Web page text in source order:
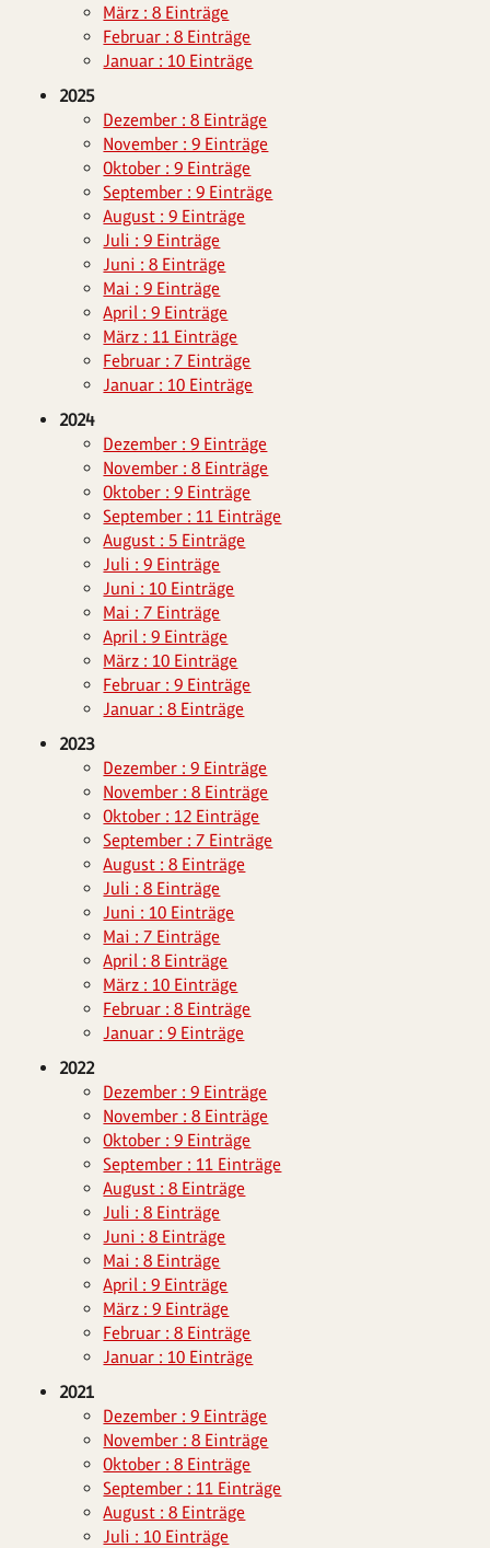
März : 8 Einträge
Februar : 8 Einträge
Januar : 10 Einträge
2025
Dezember : 8 Einträge
November : 9 Einträge
Oktober : 9 Einträge
September : 9 Einträge
August : 9 Einträge
Juli : 9 Einträge
Juni : 8 Einträge
Mai : 9 Einträge
April : 9 Einträge
März : 11 Einträge
Februar : 7 Einträge
Januar : 10 Einträge
2024
Dezember : 9 Einträge
November : 8 Einträge
Oktober : 9 Einträge
September : 11 Einträge
August : 5 Einträge
Juli : 9 Einträge
Juni : 10 Einträge
Mai : 7 Einträge
April : 9 Einträge
März : 10 Einträge
Februar : 9 Einträge
Januar : 8 Einträge
2023
Dezember : 9 Einträge
November : 8 Einträge
Oktober : 12 Einträge
September : 7 Einträge
August : 8 Einträge
Juli : 8 Einträge
Juni : 10 Einträge
Mai : 7 Einträge
April : 8 Einträge
März : 10 Einträge
Februar : 8 Einträge
Januar : 9 Einträge
2022
Dezember : 9 Einträge
November : 8 Einträge
Oktober : 9 Einträge
September : 11 Einträge
August : 8 Einträge
Juli : 8 Einträge
Juni : 8 Einträge
Mai : 8 Einträge
April : 9 Einträge
März : 9 Einträge
Februar : 8 Einträge
Januar : 10 Einträge
2021
Dezember : 9 Einträge
November : 8 Einträge
Oktober : 8 Einträge
September : 11 Einträge
August : 8 Einträge
Juli : 10 Einträge